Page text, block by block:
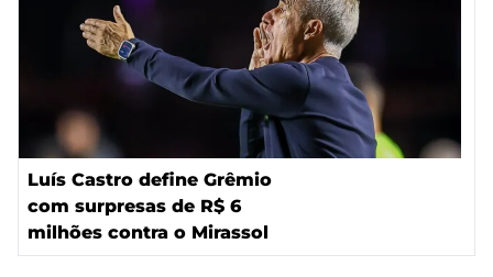
Luís Castro define Grêmio
com surpresas de R$ 6
milhões contra o Mirassol